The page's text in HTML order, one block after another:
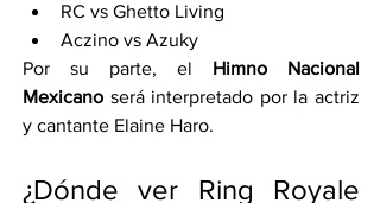
RC vs Ghetto Living
Aczino vs Azuky
Por su parte, el Himno Nacional
Mexicano será interpretado por la actriz
y cantante Elaine Haro.
¿Dónde ver Ring Royale